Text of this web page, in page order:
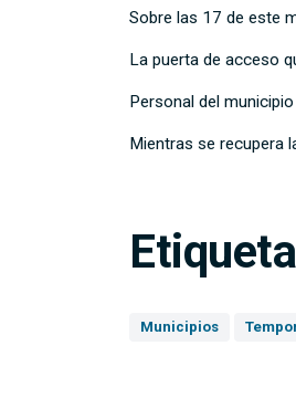
Sobre las 17 de este
La puerta de acceso
Personal del
Mientras se recupera
Municipios